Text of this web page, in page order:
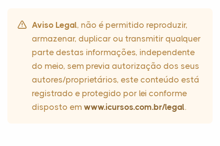
Aviso Legal, não é permitido reproduzir,
armazenar, duplicar ou transmitir qualquer
parte destas informações, independente
do meio, sem previa autorização dos seus
autores/proprietários, este conteúdo está
registrado e protegido por lei conforme
disposto em www.icursos.com.br/legal.